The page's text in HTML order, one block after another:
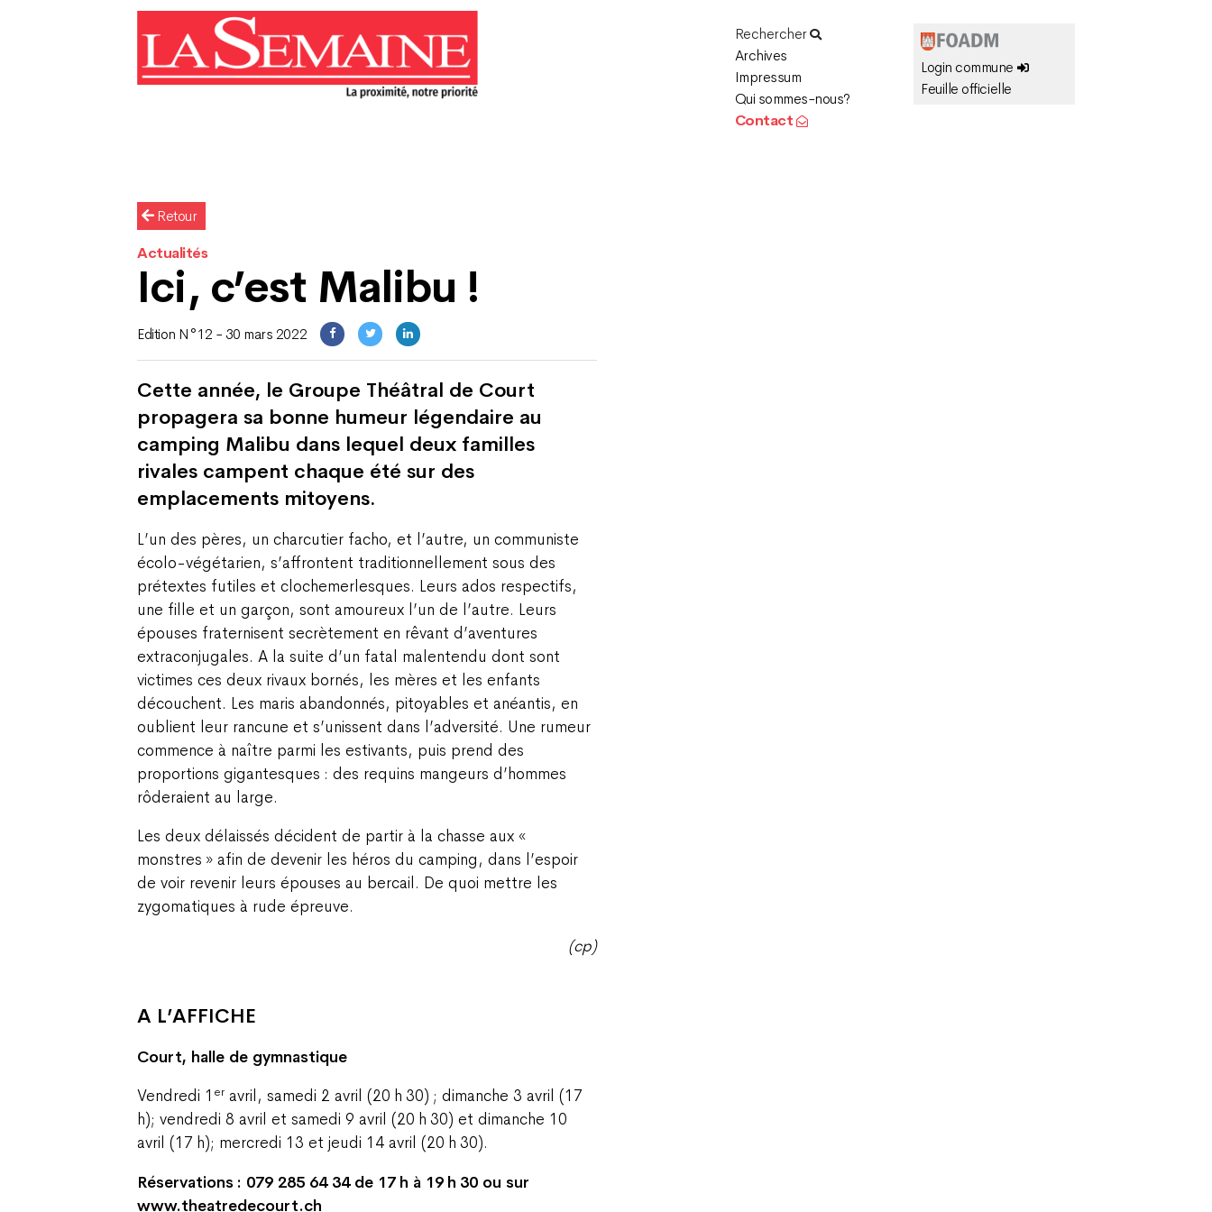
Rechercher
Archives
Impressum
Qui sommes-nous?
Contact
Login commune
Feuille officielle
Retour
Actualités
Ici, c’est Malibu !
Edition N°12 - 30 mars 2022
Cette année, le Groupe Théâtral de Court
propagera sa bonne humeur légendaire au
camping Malibu dans lequel deux familles
rivales campent chaque été sur des
emplacements mitoyens.
L’un des pères, un charcutier facho, et l’autre, un communiste
écolo-végétarien, s’affrontent traditionnellement sous des
prétextes futiles et clochemerlesques. Leurs ados respectifs,
une fille et un garçon, sont amoureux l’un de l’autre. Leurs
épouses fraternisent secrètement en rêvant d’aventures
extraconjugales. A la suite d’un fatal malentendu dont sont
victimes ces deux rivaux bornés, les mères et les enfants
découchent. Les maris abandonnés, pitoyables et anéantis, en
oublient leur rancune et s’unissent dans l’adversité. Une rumeur
commence à naître parmi les estivants, puis prend des
proportions gigantesques : des requins mangeurs d’hommes
rôderaient au large.
Les deux délaissés décident de partir à la chasse aux «
monstres » afin de devenir les héros du camping, dans l’espoir
de voir revenir leurs épouses au bercail. De quoi mettre les
zygomatiques à rude épreuve.
(cp)
A L’AFFICHE
Court, halle de gymnastique
Vendredi 1 er avril, samedi 2 avril (20 h 30) ; dimanche 3 avril (17
h); vendredi 8 avril et samedi 9 avril (20 h 30) et dimanche 10
avril (17 h); mercredi 13 et jeudi 14 avril (20 h 30).
Réservations : 079 285 64 34 de 17 h à 19 h 30 ou sur
www.theatredecourt.ch